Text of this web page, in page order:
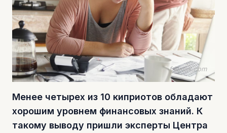
freepik.com
Менее четырех из 10 киприотов обладают
хорошим уровнем финансовых знаний. К
такому выводу пришли эксперты Центра